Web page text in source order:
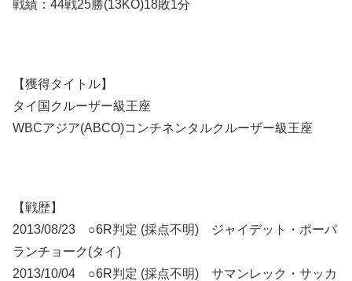
戦績：44戦25勝(13KO)18敗1分
【獲得タイトル】
タイ国クルーザー級王座
WBCアジア(ABCO)コンチネンタルクルーザー級王座
【戦歴】
2013/08/23 ○6R判定 (採点不明) ジャイデット・ポーパ
ランチョーク(タイ)
2013/10/04 ○6R判定 (採点不明) サマンレック・サッカ